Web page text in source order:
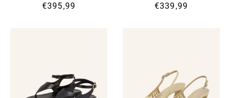
€395,99
€339,99